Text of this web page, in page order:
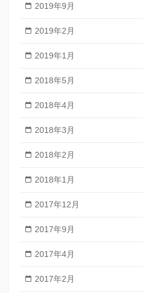
2019年9月
2019年2月
2019年1月
2018年5月
2018年4月
2018年3月
2018年2月
2018年1月
2017年12月
2017年9月
2017年4月
2017年2月